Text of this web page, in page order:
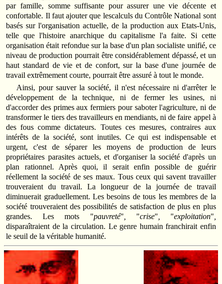
par famille, somme suffisante pour assurer une vie décente et
confortable. Il faut ajouter que lescalculs du Contrôle Natio­nal sont
basés sur l'organisation actuelle, de la production aux Etats­-Unis,
telle que l'histoire anarchique du capitalisme l'a faite. Si cette
organisation était refondue sur la base d'un plan socialiste unifié, ce
niveau de production pourrait être considérablement dépassé, et un
haut standard de vie et de confort, sur la base d'une journée de
travail extrêmement courte, pourrait être assuré à tout le monde.
Ainsi, pour sauver la société, il n'est nécessaire ni d'arrêter le
développement de la technique, ni de fermer les usines, ni
d'accorder des primes aux fermiers pour saboter l'agriculture, ni de
transformer le tiers des travailleurs en mendiants, ni de faire appel à
des fous comme dictateurs. Toutes ces mesures, contraires aux
intérêts de la société, sont inutiles. Ce qui est indispensable et
urgent, c'est de séparer les moyens de production de leurs
propriétaires parasites actuels, et d'organiser la société d'après un
plan rationnel. Après quoi, il serait enfin possible de guérir
réellement la société de ses maux. Tous ceux qui savent travailler
trouveraient du travail. La longueur de la journée de travail
diminuerait graduellement. Les besoins de tous les membres de la
société trouve­raient des possibilités de satisfaction de plus en plus
grandes. Les mots "pauvreté" "crise" "exploitation"
disparaîtraient de la circulation. Le genre humain franchirait enfin
le seuil de la véritable humanité.